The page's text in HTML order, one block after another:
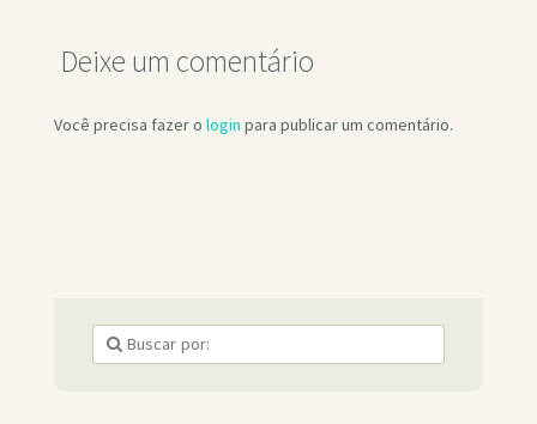
Deixe um comentário
Você precisa fazer o login para publicar um comentário.